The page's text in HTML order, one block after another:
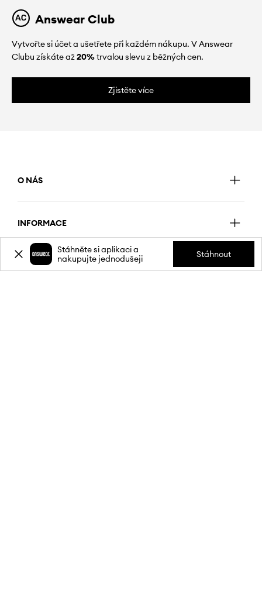
Answear Club
Vytvořte si účet a ušetřete při každém nákupu. V Answear
Clubu získáte až20%trvalou slevu z běžných cen.
Zjistěte více
O NÁS
INFORMACE
SLUŽBY ZÁKAZNÍKŮM
Stáhněte si aplikaci a
nakupujte jednodušeji
Stáhnout